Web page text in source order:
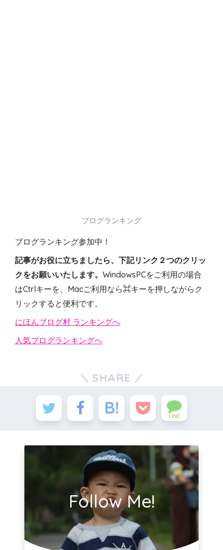
ブログランキング
ブログランキング参加中！
記事がお役に立ちましたら、下記リンク２つのクリッ
クをお願いいたします。 WindowsPCをご利用の場合
はCtrlキーを、Macご利用なら⌘キーを押しながらク
リックすると便利です。
にほんブログ村 ランキングへ
人気ブログランキングへ
SHARE
LINE
Follow Me!